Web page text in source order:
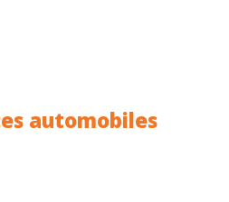
automobiles